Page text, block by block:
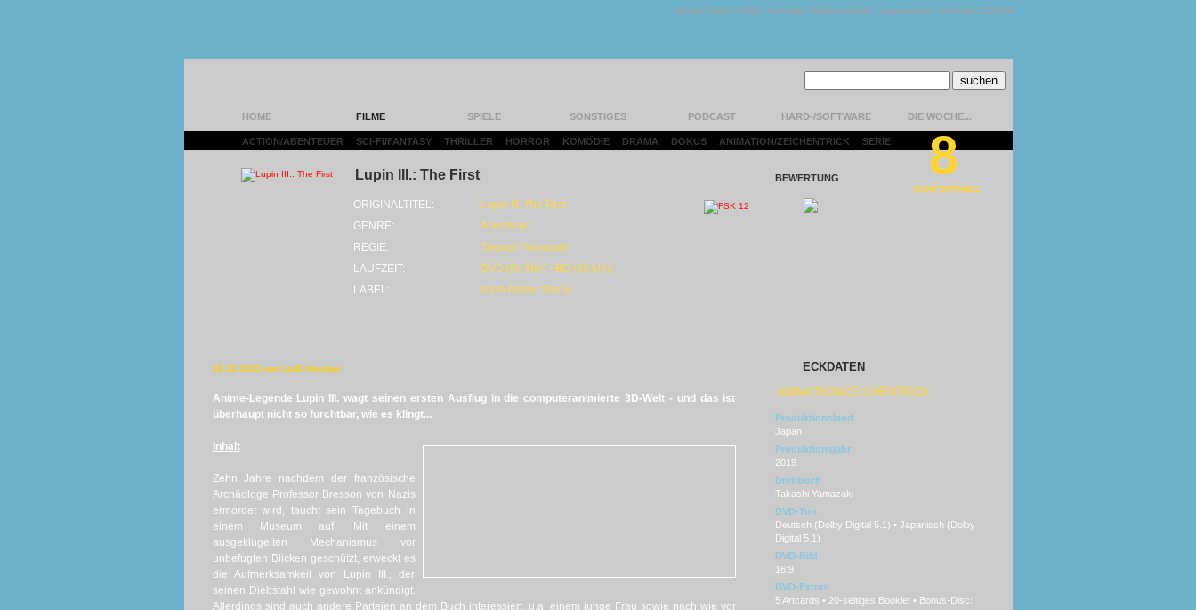
Unser Team | FAQ | Kontakt | Datenschutz | Impressum | Version 1.13.0.9
HOME FILME SPIELE SONSTIGES PODCAST HARD-/SOFTWARE DIE WOCHE...
ACTION/ABENTEUER SCI-FI/FANTASY THRILLER HORROR KOMÖDIE DRAMA DOKUS ANIMATION/ZEICHENTRICK SERIE
Lupin III.: The First
ORIGINALTITEL:
Lupin III: The First
GENRE:
Abenteuer
REGIE:
Takashi Yamazaki
LAUFZEIT:
DVD (93 Min) • BD (93 Min)
LABEL:
Kazé Anime Studio
BEWERTUNG 8
KOMFORTABEL
18.12.2021 von LorD Avenger
Anime-Legende Lupin III. wagt seinen ersten Ausflug in die computeranimierte 3D-Welt - und das ist
überhaupt nicht so furchtbar, wie es klingt...
Inhalt
Zehn Jahre nachdem der französische
Archäologe Professor Bresson von Nazis
ermordet wird, taucht sein Tagebuch in
einem Museum auf. Mit einem
ausgeklügelten Mechanismus vor
unbefugten Blicken geschützt, erweckt es
die Aufmerksamkeit von Lupin III., der
seinen Diebstahl wie gewohnt ankündigt.
Allerdings sind auch andere Parteien an dem Buch interessiert, u.a. einem junge Frau sowie nach wie vor
ECKDATEN
ANIMATION/ZEICHENTRICK
Produktionsland
Japan
Produktionsjahr
2019
Drehbuch
Takashi Yamazaki
DVD-Ton
Deutsch (Dolby Digital 5.1) • Japanisch (Dolby
Digital 5.1)
DVD-Bild
16:9
DVD-Extras
5 Artcards • 20-seitiges Booklet • Bonus-Disc: